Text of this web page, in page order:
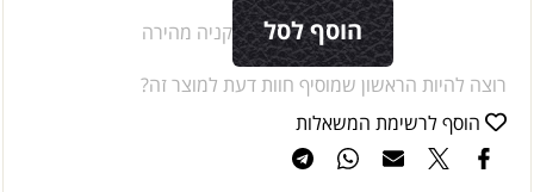
הוסף לסל
קניה מהירה
רוצה להיות הראשון שמוסיף חוות דעת למוצר זה?
הוסף לרשימת המשאלות